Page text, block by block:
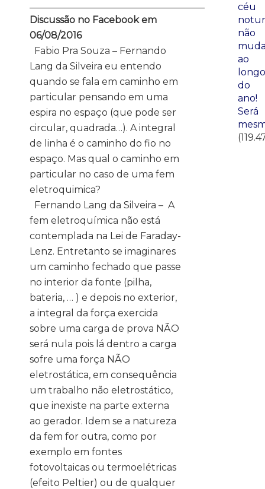
Discussão no Facebook em
06/08/2016
Fabio Pra Souza – Fernando
Lang da Silveira eu entendo
quando se fala em caminho em
particular pensando em uma
espira no espaço (que pode ser
circular, quadrada…). A integral
de linha é o caminho do fio no
espaço. Mas qual o caminho em
particular no caso de uma fem
eletroquimica?
Fernando Lang da Silveira – A
fem eletroquímica não está
contemplada na Lei de Faraday-
Lenz. Entretanto se imaginares
um caminho fechado que passe
no interior da fonte (pilha,
bateria, … ) e depois no exterior,
a integral da força exercida
sobre uma carga de prova NÃO
será nula pois lá dentro a carga
sofre uma força NÃO
eletrostática, em consequência
um trabalho não eletrostático,
que inexiste na parte externa
ao gerador. Idem se a natureza
da fem for outra, como por
exemplo em fontes
fotovoltaicas ou termoelétricas
(efeito Peltier) ou de qualquer
céu
não
ao
longo
do
ano!
Será